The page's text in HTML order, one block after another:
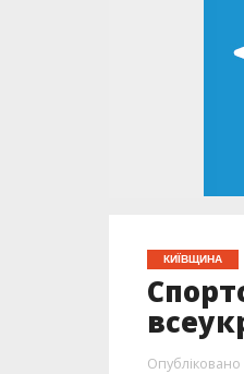
КИЇВЩИНА
Опубліковано